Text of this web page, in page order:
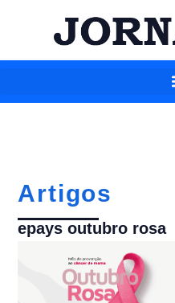
Artigos
epays outubro rosa